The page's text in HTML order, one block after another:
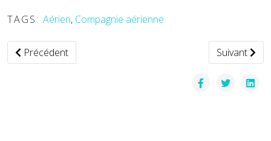
TAGS: Aérien, Compagnie aérienne
Article précédent : Ouverture au public du programme "bug
Précédent Article
Suivant